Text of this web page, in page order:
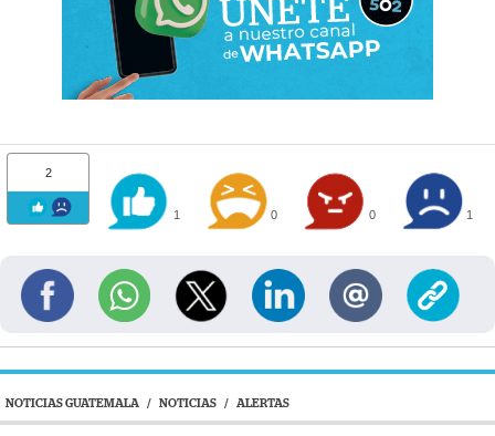
2
1 0 0 1
NOTICIAS GUATEMALA / NOTICIAS / ALERTAS